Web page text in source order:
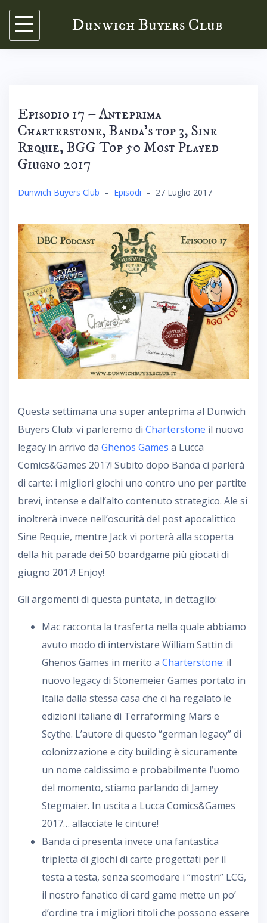
Skip
content
Dunwich Buyers Club
Episodio 17 – Anteprima
Charterstone, Banda’s top 3, Sine
Requie, BGG Top 50 Most Played
Giugno 2017
Dunwich Buyers Club – Episodi – 27 Luglio 2017
Questa settimana una super anteprima al Dunwich
Buyers Club: vi parleremo di Charterstone il nuovo
legacy in arrivo da Ghenos Games a Lucca
Comics&Games 2017! Subito dopo Banda ci parlerà
di carte: i migliori giochi uno contro uno per partite
brevi, intense e dall’alto contenuto strategico. Ale si
inoltrerà invece nell’oscurità del post apocalittico
Sine Requie, mentre Jack vi porterà alla scoperta
della hit parade dei 50 boardgame più giocati di
giugno 2017! Enjoy!
Gli argomenti di questa puntata, in dettaglio:
Mac racconta la trasferta nella quale abbiamo
avuto modo di intervistare William Sattin di
Ghenos Games in merito a Charterstone: il
nuovo legacy di Stonemeier Games portato in
Italia dalla stessa casa che ci ha regalato le
edizioni italiane di Terraforming Mars e
Scythe. L’autore di questo “german legacy” di
colonizzazione e city building è sicuramente
un nome caldissimo e probabilmente l’uomo
del momento, stiamo parlando di Jamey
Stegmaier. In uscita a Lucca Comics&Games
2017… allacciate le cinture!
Banda ci presenta invece una fantastica
tripletta di giochi di carte progettati per il
testa a testa, senza scomodare i “mostri” LCG,
il nostro fanatico di card game mette un po’
d’ordine tra i migliori titoli che possono essere